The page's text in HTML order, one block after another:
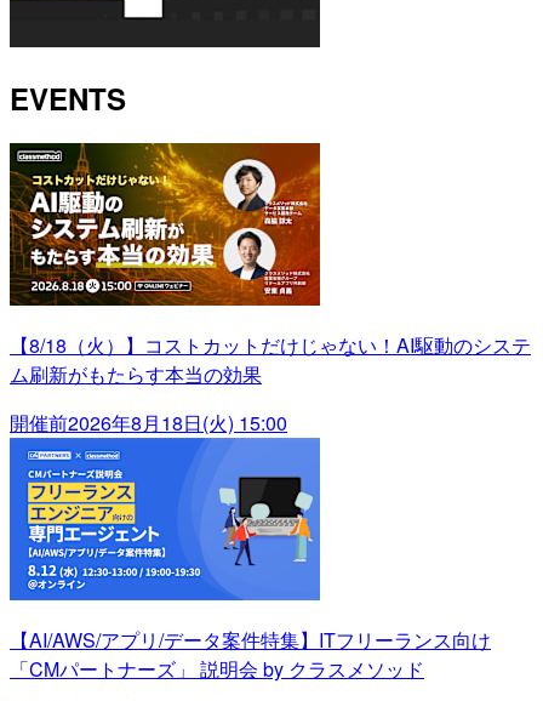
EVENTS
【8/18（火）】コストカットだけじゃない！AI駆動のシステ
ム刷新がもたらす本当の効果
開催前2026年8月18日(火) 15:00
【AI/AWS/アプリ/データ案件特集】ITフリーランス向け
「CMパートナーズ」 説明会 by クラスメソッド